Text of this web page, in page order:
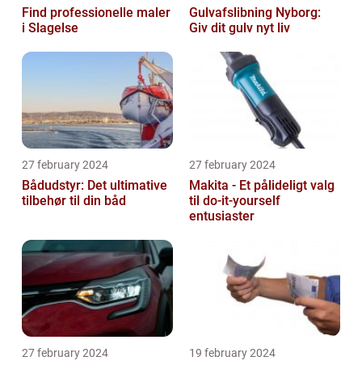
Find professionelle maler
i Slagelse
Gulvafslibning Nyborg:
Giv dit gulv nyt liv
27 february 2024
Bådudstyr: Det ultimative
tilbehør til din båd
27 february 2024
Makita - Et pålideligt valg
til do-it-yourself
entusiaster
27 february 2024 19 february 2024